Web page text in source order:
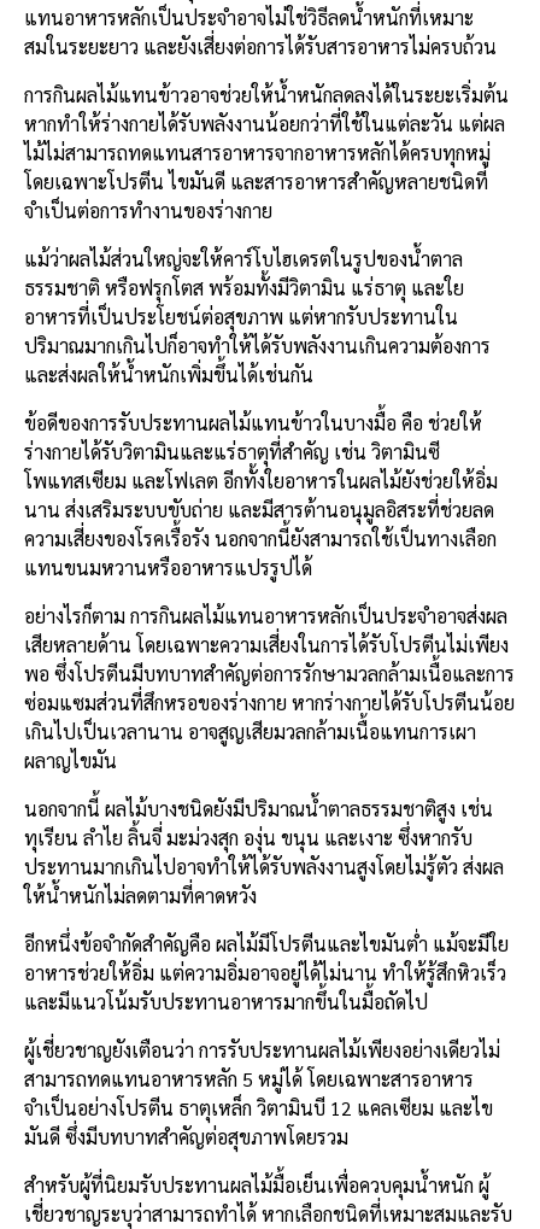
แทนอาหารหลักเป็นประจำอาจไม่ใช่วิธีลดน้ำหนักที่เหมาะ
สมในระยะยาว และยังเสี่ยงต่อการได้รับสารอาหารไม่ครบถ้วน
การกินผลไม้แทนข้าวอาจช่วยให้น้ำหนักลดลงได้ในระยะเริ่มต้น
หากทำให้ร่างกายได้รับพลังงานน้อยกว่าที่ใช้ในแต่ละวัน แต่ผล
ไม้ไม่สามารถทดแทนสารอาหารจากอาหารหลักได้ครบทุกหมู่
โดยเฉพาะโปรตีน ไขมันดี และสารอาหารสำคัญหลายชนิดที่
จำเป็นต่อการทำงานของร่างกาย
แม้ว่าผลไม้ส่วนใหญ่จะให้คาร์โบไฮเดรตในรูปของน้ำตาล
ธรรมชาติ หรือฟรุกโตส พร้อมทั้งมีวิตามิน แร่ธาตุ และใย
อาหารที่เป็นประโยชน์ต่อสุขภาพ แต่หากรับประทานใน
ปริมาณมากเกินไปก็อาจทำให้ได้รับพลังงานเกินความต้องการ
และส่งผลให้น้ำหนักเพิ่มขึ้นได้เช่นกัน
ข้อดีของการรับประทานผลไม้แทนข้าวในบางมื้อ คือ ช่วยให้
ร่างกายได้รับวิตามินและแร่ธาตุที่สำคัญ เช่น วิตามินซี
โพแทสเซียม และโฟเลต อีกทั้งใยอาหารในผลไม้ยังช่วยให้อิ่ม
นาน ส่งเสริมระบบขับถ่าย และมีสารต้านอนุมูลอิสระที่ช่วยลด
ความเสี่ยงของโรคเรื้อรัง นอกจากนี้ยังสามารถใช้เป็นทางเลือก
แทนขนมหวานหรืออาหารแปรรูปได้
อย่างไรก็ตาม การกินผลไม้แทนอาหารหลักเป็นประจำอาจส่งผล
เสียหลายด้าน โดยเฉพาะความเสี่ยงในการได้รับโปรตีนไม่เพียง
พอ ซึ่งโปรตีนมีบทบาทสำคัญต่อการรักษามวลกล้ามเนื้อและการ
ซ่อมแซมส่วนที่สึกหรอของร่างกาย หากร่างกายได้รับโปรตีนน้อย
เกินไปเป็นเวลานาน อาจสูญเสียมวลกล้ามเนื้อแทนการเผา
ผลาญไขมัน
นอกจากนี้ ผลไม้บางชนิดยังมีปริมาณน้ำตาลธรรมชาติสูง เช่น
ทุเรียน ลำไย ลิ้นจี่ มะม่วงสุก องุ่น ขนุน และเงาะ ซึ่งหากรับ
ประทานมากเกินไปอาจทำให้ได้รับพลังงานสูงโดยไม่รู้ตัว ส่งผล
ให้น้ำหนักไม่ลดตามที่คาดหวัง
อีกหนึ่งข้อจำกัดสำคัญคือ ผลไม้มีโปรตีนและไขมันต่ำ แม้จะมีใย
อาหารช่วยให้อิ่ม แต่ความอิ่มอาจอยู่ได้ไม่นาน ทำให้รู้สึกหิวเร็ว
และมีแนวโน้มรับประทานอาหารมากขึ้นในมื้อถัดไป
ผู้เชี่ยวชาญยังเตือนว่า การรับประทานผลไม้เพียงอย่างเดียวไม่
สามารถทดแทนอาหารหลัก 5 หมู่ได้ โดยเฉพาะสารอาหาร
จำเป็นอย่างโปรตีน ธาตุเหล็ก วิตามินบี 12 แคลเซียม และไข
มันดี ซึ่งมีบทบาทสำคัญต่อสุขภาพโดยรวม
สำหรับผู้ที่นิยมรับประทานผลไม้มื้อเย็นเพื่อควบคุมน้ำหนัก ผู้
เชี่ยวชาญระบุว่าสามารถทำได้ หากเลือกชนิดที่เหมาะสมและรับ